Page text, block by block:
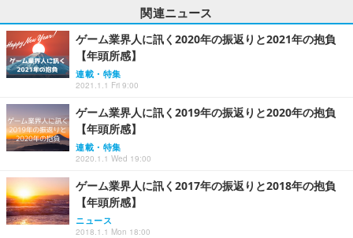
関連ニュース
ゲーム業界人に訊く2020年の振返りと2021年の抱負
【年頭所感】
連載・特集
2021.1.1 Fri 9:00
ゲーム業界人に訊く2019年の振返りと2020年の抱負
【年頭所感】
連載・特集
2020.1.1 Wed 19:00
ゲーム業界人に訊く2017年の振返りと2018年の抱負
【年頭所感】
ニュース
2018.1.1 Mon 18:00